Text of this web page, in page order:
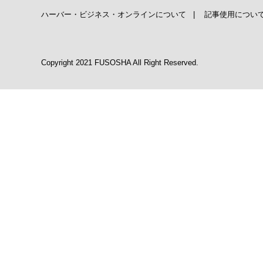
ハーバー・ビジネス・オンラインについて | 記事使用につい
Copyright 2021 FUSOSHA All Right Reserved.